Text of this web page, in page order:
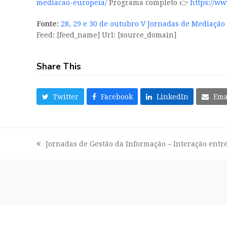
mediacao-europeia/ Programa completo 👉 https://
Fonte: 28, 29 e 30 de outubro V Jornadas de
Feed: [feed_name] Url: [source_domain]
Share This
Twitter Facebook LinkedIn
previous
Jornadas de Gestão da Informação – Interação